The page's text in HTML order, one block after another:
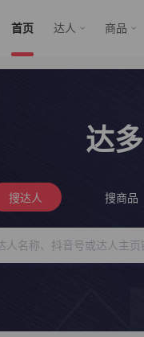
首页 达人 商品
达
搜达人 搜商品